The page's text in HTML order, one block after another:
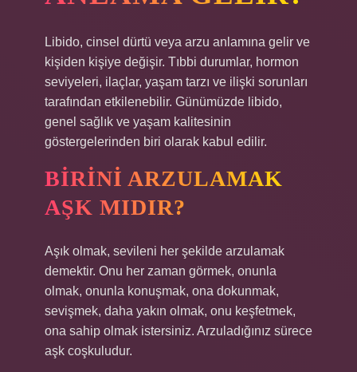
Libido, cinsel dürtü veya arzu anlamına gelir ve
kişiden kişiye değişir. Tıbbi durumlar, hormon
seviyeleri, ilaçlar, yaşam tarzı ve ilişki sorunları
tarafından etkilenebilir. Günümüzde libido,
genel sağlık ve yaşam kalitesinin
göstergelerinden biri olarak kabul edilir.
BIRINI ARZULAMAK
AŞK MIDIR?
Aşık olmak, sevileni her şekilde arzulamak
demektir. Onu her zaman görmek, onunla
olmak, onunla konuşmak, ona dokunmak,
sevişmek, daha yakın olmak, onu keşfetmek,
ona sahip olmak istersiniz. Arzuladığınız sürece
aşk coşkuludur.